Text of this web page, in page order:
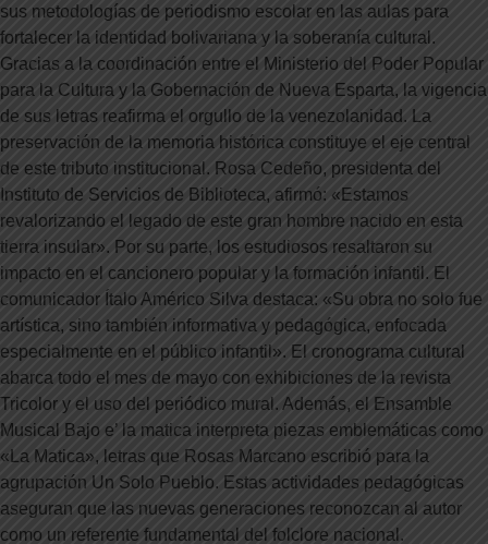
sus metodologías de periodismo escolar en las aulas para
fortalecer la identidad bolivariana y la soberanía cultural.
Gracias a la coordinación entre el Ministerio del Poder Popular
para la Cultura y la Gobernación de Nueva Esparta, la vigencia
de sus letras reafirma el orgullo de la venezolanidad. La
preservación de la memoria histórica constituye el eje central
de este tributo institucional. Rosa Cedeño, presidenta del
Instituto de Servicios de Biblioteca, afirmó: «Estamos
revalorizando el legado de este gran hombre nacido en esta
tierra insular». Por su parte, los estudiosos resaltaron su
impacto en el cancionero popular y la formación infantil. El
comunicador Ítalo Américo Silva destaca: «Su obra no solo fue
artística, sino también informativa y pedagógica, enfocada
especialmente en el público infantil». El cronograma cultural
abarca todo el mes de mayo con exhibiciones de la revista
Tricolor y el uso del periódico mural. Además, el Ensamble
Musical Bajo e’ la matica interpreta piezas emblemáticas como
«La Matica», letras que Rosas Marcano escribió para la
agrupación Un Solo Pueblo. Estas actividades pedagógicas
aseguran que las nuevas generaciones reconozcan al autor
como un referente fundamental del folclore nacional.